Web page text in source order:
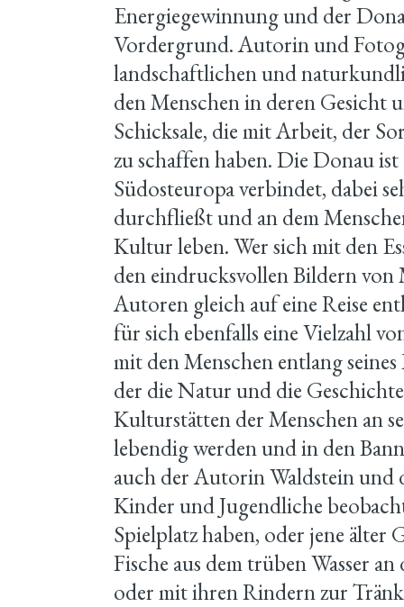
Energiegewinnung und der
Vordergrund. Autorin und
landschaftlichen und
den Menschen in deren Gesicht
Schicksale, die mit Arbeit, der
zu schaffen haben. Die Donau
Südosteuropa verbindet, dabei
durchfließt und an dem
Kultur leben. Wer sich mit den
den eindrucksvollen Bildern
Autoren gleich auf eine Reise
für sich ebenfalls eine Vielzahl
mit den Menschen entlang
der die Natur und die
Kulturstätten der Menschen an
lebendig werden und in den
auch der Autorin Waldstein
Kinder und Jugendliche
Spielplatz haben, oder jene älter
Fische aus dem trüben Wasser
oder mit ihren Rindern zur